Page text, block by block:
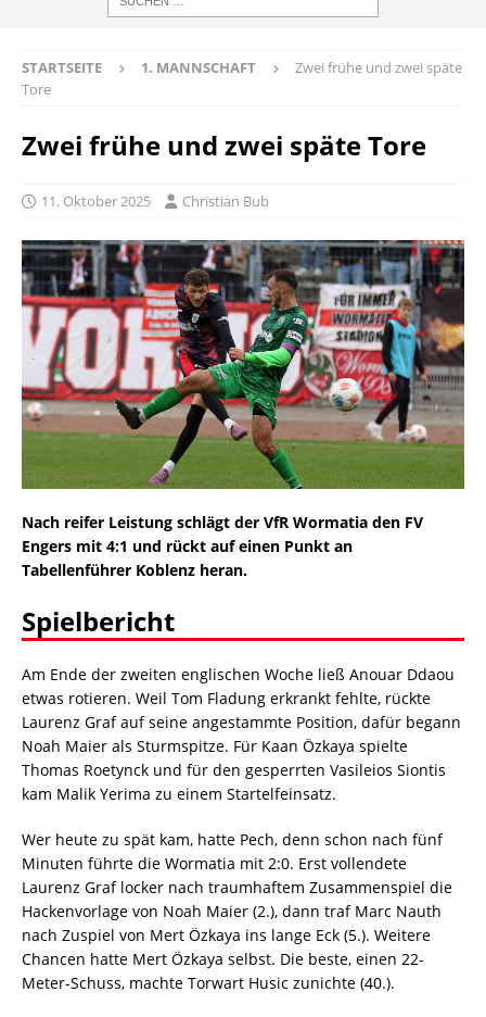
STARTSEITE 1. MANNSCHAFT
Zwei frühe und zwei späte
Tore
Zwei frühe und zwei späte Tore
11. Oktober 2025 Christian Bub
Nach reifer Leistung schlägt der VfR Wormatia den FV
Engers mit 4:1 und rückt auf einen Punkt an
Tabellenführer Koblenz heran.
Spielbericht
Am Ende der zweiten englischen Woche ließ Anouar Ddaou
etwas rotieren. Weil Tom Fladung erkrankt fehlte, rückte
Laurenz Graf auf seine angestammte Position, dafür begann
Noah Maier als Sturmspitze. Für Kaan Özkaya spielte
Thomas Roetynck und für den gesperrten Vasileios Siontis
kam Malik Yerima zu einem Startelfeinsatz.
Wer heute zu spät kam, hatte Pech, denn schon nach fünf
Minuten führte die Wormatia mit 2:0. Erst vollendete
Laurenz Graf locker nach traumhaftem Zusammenspiel die
Hackenvorlage von Noah Maier (2.), dann traf Marc Nauth
nach Zuspiel von Mert Özkaya ins lange Eck (5.). Weitere
Chancen hatte Mert Özkaya selbst. Die beste, einen 22-
Meter-Schuss, machte Torwart Husic zunichte (40.).